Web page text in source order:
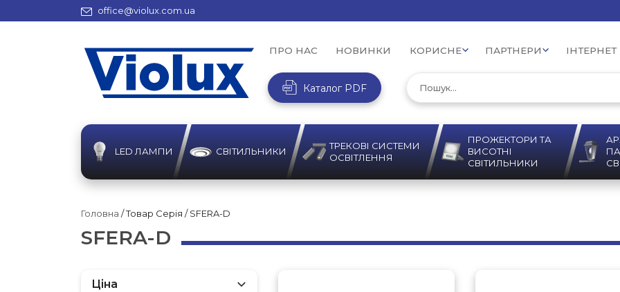
office@violux.com.ua
ПРО НАС НОВИНКИ КОРИСНЕ ПАРТНЕРИ
Каталог PDF
LED ЛАМПИ СВІТИЛЬНИКИ
ТРЕКОВІ СИСТЕМИ
ОСВІТЛЕННЯ
ПРОЖЕКТОРИ ТА
ВИСОТНІ
СВІТИЛЬНИКИ
Головна / Товар Серія / SFERA-D
SFERA-D
Ціна